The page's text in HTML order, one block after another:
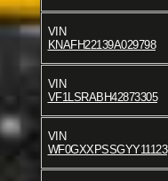
VIN
KNAFH22139A029798
VIN
VF1LSRABH42873305
VIN
WF0GXXPSSGYY11123